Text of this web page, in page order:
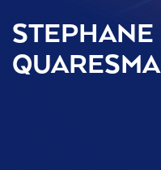
STEPHANE
QUARESMA